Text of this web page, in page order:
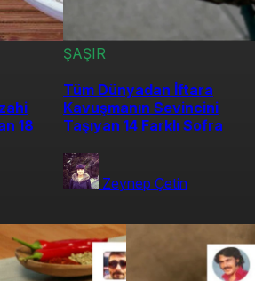
18
ŞAŞIR
Tüm Dünyadan İftara
Kavuşmanın Sevincini
Taşıyan 14 Farklı Sofra
Zeynep Çetin